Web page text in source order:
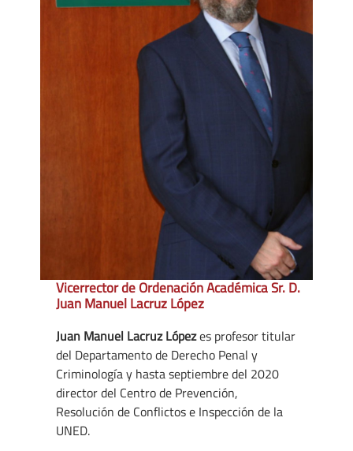
Vicerrector de Ordenación Académica Sr. D.
Juan Manuel Lacruz López
Juan Manuel Lacruz Lópezes profesor titular
del Departamento de Derecho Penal y
Criminología y hasta septiembre del 2020
director del Centro de Prevención,
Resolución de Conflictos e Inspección de la
UNED.